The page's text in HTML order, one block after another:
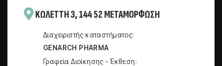
KΩΛΈΤΤΗ 3, 144 52 ΜΕΤΑΜΌΡΦΩΣΗ
Διαχειριστής καταστήματος:
GENARCH PHARMA
Γραφεία Διοίκησης - Έκθεση: